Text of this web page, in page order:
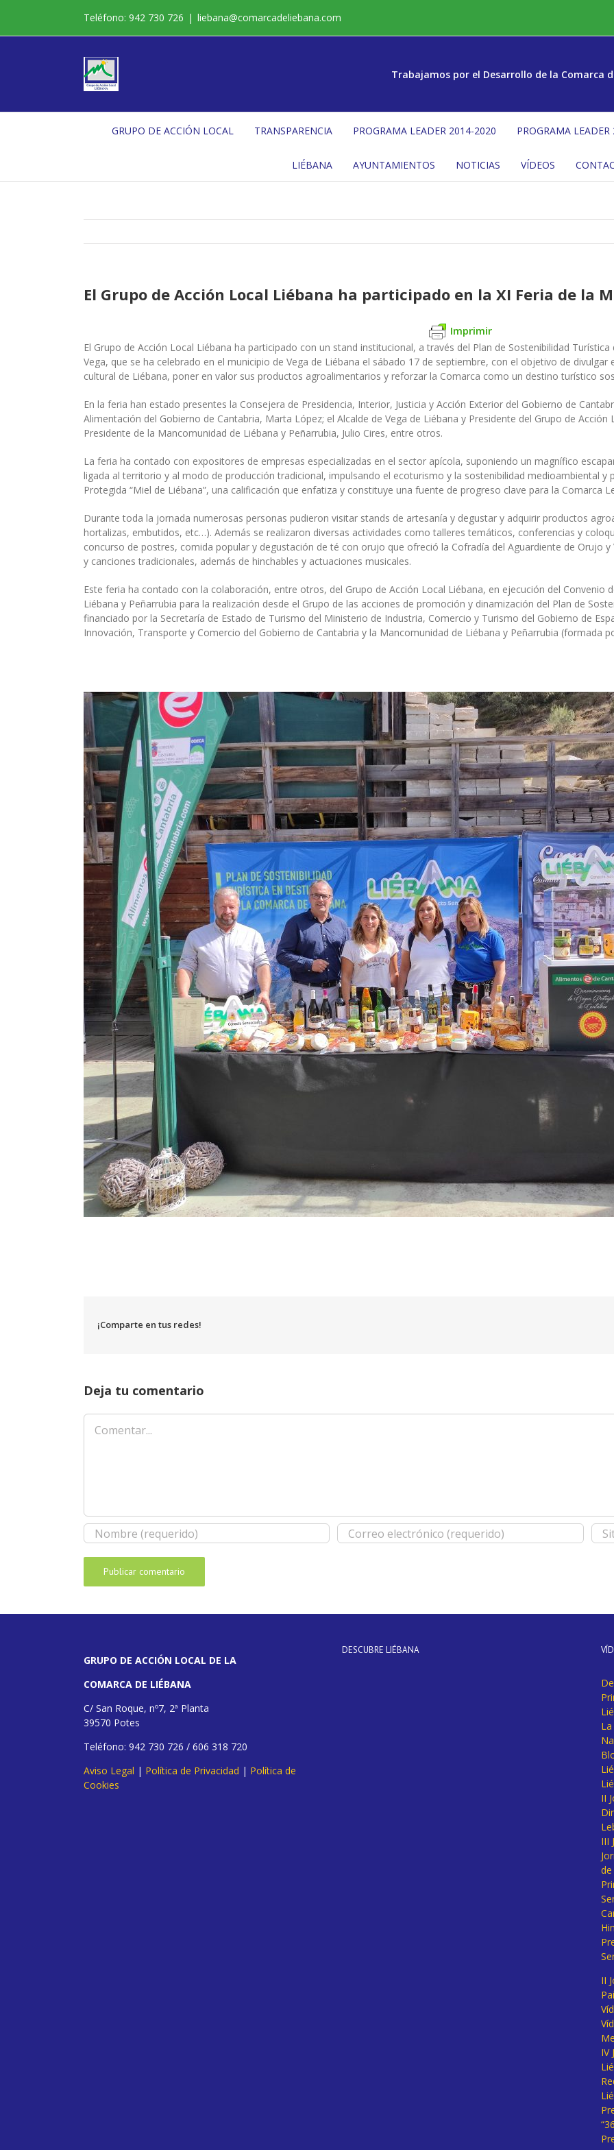
contenido
Teléfono: 942 730 726 | liebana@comarcadeliebana.com
Trabajamos por el Desarrollo de la Comarca
GRUPO DE ACCIÓN LOCAL TRANSPARENCIA PROGRAMA LEADER 2014-2020 PROGRAMA
LIÉBANA AYUNTAMIENTOS NOTICIAS VÍDEOS
El Grupo de Acción Local Liébana ha participado en la XI Feria de la
Imprimir
El Grupo de Acción Local Liébana ha participado con un stand institucional, a través del Plan de Sostenibilidad
Vega, que se ha celebrado en el municipio de Vega de Liébana el sábado 17 de septiembre, con el objetivo de
cultural de Liébana, poner en valor sus productos agroalimentarios y reforzar la Comarca como un destino turístico
En la feria han estado presentes la Consejera de Presidencia, Interior, Justicia y Acción Exterior del Gobierno de
Alimentación del Gobierno de Cantabria, Marta López; el Alcalde de Vega de Liébana y Presidente del Grupo de
Presidente de la Mancomunidad de Liébana y Peñarrubia, Julio Cires, entre otros.
La feria ha contado con expositores de empresas especializadas en el sector apícola, suponiendo un magnífico
ligada al territorio y al modo de producción tradicional, impulsando el ecoturismo y la sostenibilidad medioambiental y
Protegida “Miel de Liébana”, una calificación que enfatiza y constituye una fuente de progreso clave para la Comarca
Durante toda la jornada numerosas personas pudieron visitar stands de artesanía y degustar y adquirir productos
hortalizas, embutidos, etc…). Además se realizaron diversas actividades como talleres temáticos, conferencias y
concurso de postres, comida popular y degustación de té con orujo que ofreció la Cofradía del Aguardiente de Orujo
y canciones tradicionales, además de hinchables y actuaciones musicales.
Este feria ha contado con la colaboración, entre otros, del Grupo de Acción Local Liébana, en ejecución del
Liébana y Peñarrubia para la realización desde el Grupo de las acciones de promoción y dinamización del Plan de
financiado por la Secretaría de Estado de Turismo del Ministerio de Industria, Comercio y Turismo del Gobierno de
Innovación, Transporte y Comercio del Gobierno de Cantabria y la Mancomunidad de Liébana y Peñarrubia (formada
¡Comparte en tus redes!
Deja tu comentario
Comentar
GRUPO DE ACCIÓN LOCAL DE LA
COMARCA DE LIÉBANA
C/ San Roque, nº7, 2ª Planta
39570 Potes
Teléfono: 942 730 726 / 606 318 720
Aviso Legal | Política de Privacidad | Política de
Cookies
DESCUBRE LIÉBANA
II
III
II
IV